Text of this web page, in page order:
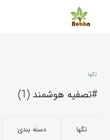
تگها
#تصفیه هوشمند (1)
تگها دسته بندی